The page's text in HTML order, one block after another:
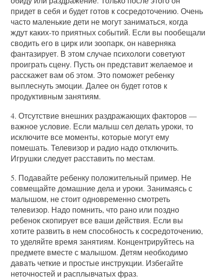
придет в себя и будет готов к сосредоточению. Очень
часто маленькие дети не могут заниматься, когда
ждут каких-то приятных событий. Если вы пообещали
сводить его в цирк или зоопарк, он наверняка
фантазирует. В этом случае психологи советуют
проиграть сцену. Пусть он представит желаемое и
расскажет вам об этом. Это поможет ребенку
выплеснуть эмоции. Далее он будет готов к
продуктивным занятиям.
4. Отсутствие внешних раздражающих факторов —
важное условие. Если малыш сел делать уроки, то
исключите все моменты, которые могут ему
помешать. Телевизор и радио надо отключить.
Игрушки следует расставить по местам.
5. Подавайте ребенку положительный пример. Не
совмещайте домашние дела и уроки. Занимаясь с
малышом, не стоит одновременно смотреть
телевизор. Надо помнить, что рано или поздно
ребенок скопирует все ваши действия. Если вы
хотите развить в нем способность к сосредоточению,
то уделяйте время занятиям. Концентрируйтесь на
предмете вместе с малышом. Детям необходимо
давать четкие и простые инструкции. Избегайте
неточностей и расплывчатых фраз.